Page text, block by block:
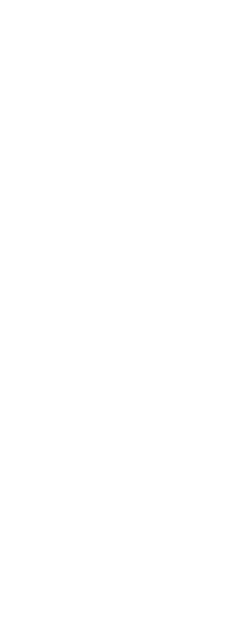
website, you accept that cookies are used to